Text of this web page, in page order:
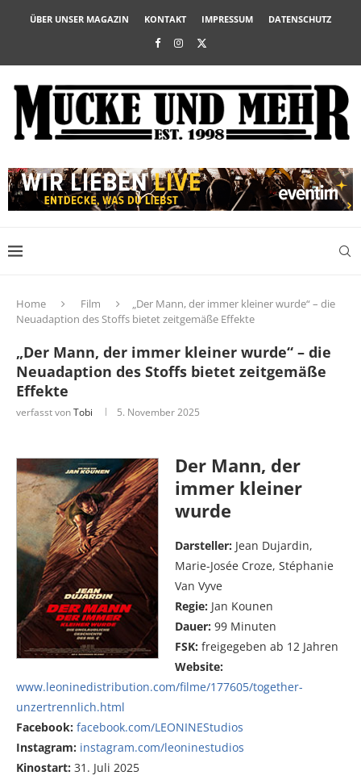
ÜBER UNSER MAGAZIN KONTAKT IMPRESSUM DATENSCHUTZ
Home Film
„Der Mann, der immer kleiner wurde“ – die
Neuadaption des Stoffs bietet zeitgemäße Effekte
„Der Mann, der immer kleiner wurde“ – die
Neuadaption des Stoffs bietet zeitgemäße
Effekte
verfasst vonTobi 5. November 2025
Der Mann, der
immer kleiner
wurde
Darsteller: Jean Dujardin,
Marie-Josée Croze, Stéphanie
Van Vyve
Regie: Jan Kounen
Dauer: 99 Minuten
FSK: freigegeben ab 12 Jahren
Website:
www.leoninedistribution.com/filme/177605/together-
unzertrennlich.html
Facebook: facebook.com/LEONINEStudios
Instagram: instagram.com/leoninestudios
Kinostart: 31. Juli 2025